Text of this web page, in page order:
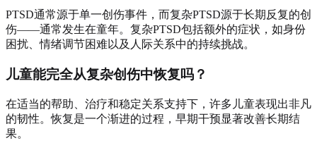
PTSD通常源于单一创伤事件，而复杂PTSD源于长期反复的创
伤——通常发生在童年。复杂PTSD包括额外的症状，如身份
困扰、情绪调节困难以及人际关系中的持续挑战。
儿童能完全从复杂创伤中恢复吗？
在适当的帮助、治疗和稳定关系支持下，许多儿童表现出非凡
的韧性。恢复是一个渐进的过程，早期干预显著改善长期结
果。